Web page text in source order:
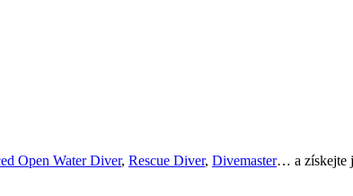
Open Water Diver, Rescue Diver, Divemaster… a získejte